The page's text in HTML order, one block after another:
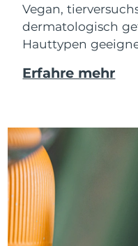
Vegan,
dermatologisch
Hauttypen
Erfahre mehr